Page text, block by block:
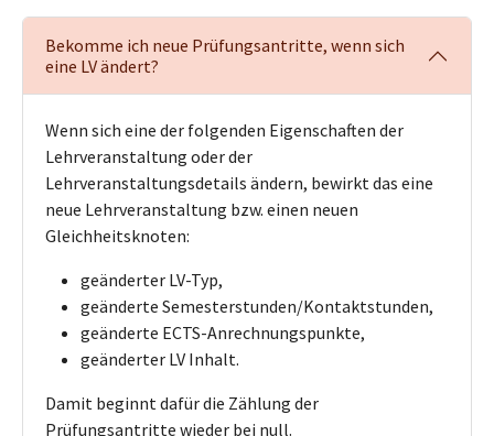
Bekomme ich neue Prüfungsantritte, wenn sich
eine LV ändert?
Wenn sich eine der folgenden Eigenschaften der
Lehrveranstaltung oder der
Lehrveranstaltungsdetails ändern, bewirkt das eine
neue Lehrveranstaltung bzw. einen neuen
Gleichheitsknoten:
geänderter LV-Typ,
geänderte Semesterstunden/Kontaktstunden,
geänderte ECTS-Anrechnungspunkte,
geänderter LV Inhalt.
Damit beginnt dafür die Zählung der
Prüfungsantritte wieder bei null.